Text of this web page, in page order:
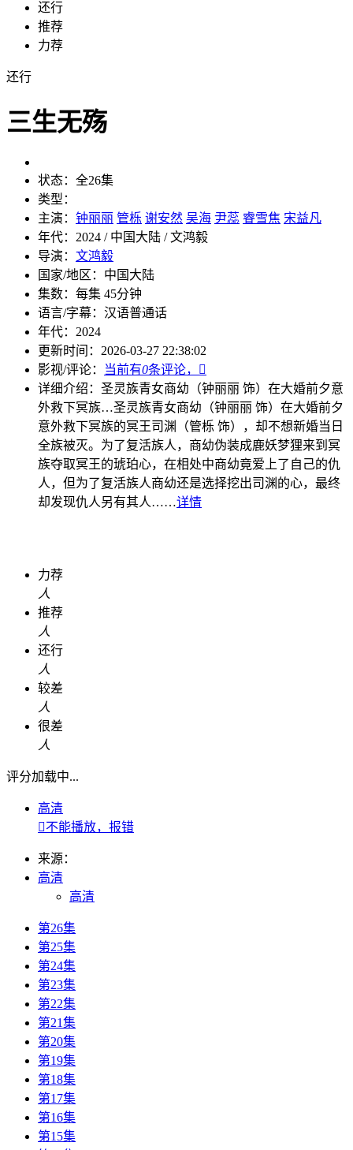
还行
推荐
力荐
还行
三生无殇
状态： 全26集
类型：
主演： 钟丽丽 管栎 谢安然 吴海 尹蕊 睿雪焦 宋益凡
年代： 2024 / 中国大陆 / 文鸿毅
导演： 文鸿毅
国家/地区： 中国大陆
集数： 每集 45分钟
语言/字幕： 汉语普通话
年代： 2024
更新时间： 2026-03-27 22:38:02
影视/评论：
当前有0条评论，

详细介绍： 圣灵族青女商幼（钟丽丽 饰）在大婚前夕意
外救下冥族…圣灵族青女商幼（钟丽丽 饰）在大婚前夕
意外救下冥族的冥王司渊（管栎 饰），却不想新婚当日
全族被灭。为了复活族人，商幼伪装成鹿妖梦狸来到冥
族夺取冥王的琥珀心，在相处中商幼竟爱上了自己的仇
人，但为了复活族人商幼还是选择挖出司渊的心，最终
却发现仇人另有其人……详情
力荐
人
推荐
人
还行
人
较差
人
很差
人
评分加载中...
高清
不能播放，报错
来源：
高清
高清
第26集
第25集
第24集
第23集
第22集
第21集
第20集
第19集
第18集
第17集
第16集
第15集